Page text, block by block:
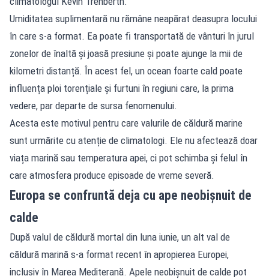
Umiditatea suplimentară nu rămâne neapărat deasupra locului
în care s-a format. Ea poate fi transportată de vânturi în jurul
zonelor de înaltă și joasă presiune și poate ajunge la mii de
kilometri distanță. În acest fel, un ocean foarte cald poate
influența ploi torențiale și furtuni în regiuni care, la prima
vedere, par departe de sursa fenomenului.
Acesta este motivul pentru care valurile de căldură marine
sunt urmărite cu atenție de climatologi. Ele nu afectează doar
viața marină sau temperatura apei, ci pot schimba și felul în
care atmosfera produce episoade de vreme severă.
Europa se confruntă deja cu ape neobișnuit de
calde
După valul de căldură mortal din luna iunie, un alt val de
căldură marină s-a format recent în apropierea Europei,
inclusiv în Marea Mediterană. Apele neobișnuit de calde pot